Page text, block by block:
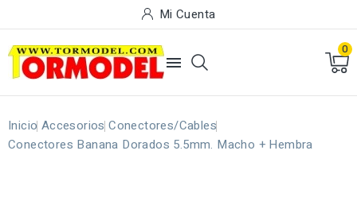
Mi Cuenta

0
Inicio Accesorios Conectores/Cables
Conectores Banana Dorados 5.5mm. Macho + Hembra